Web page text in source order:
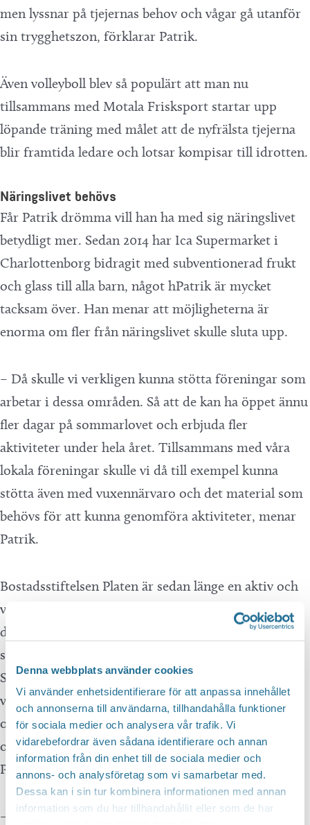
Denna webbplats använder cookies
Vi använder enhetsidentifierare för att anpassa innehållet
och annonserna till användarna, tillhandahålla funktioner
för sociala medier och analysera vår trafik. Vi
vidarebefordrar även sådana identifierare och annan
information från din enhet till de sociala medier och
annons- och analysföretag som vi samarbetar med.
Dessa kan i sin tur kombinera informationen med annan
information som du har tillhandahållit eller som de har
men lyssnar på tjejernas behov och vågar gå utanför
sin trygghetszon, förklarar Patrik.
Även volleyboll blev så populärt att man nu
tillsammans med Motala Frisksport startar upp
löpande träning med målet att de nyfrälsta tjejerna
blir framtida ledare och lotsar kompisar till idrotten.
Näringslivet behövs
Får Patrik drömma vill han ha med sig näringslivet
betydligt mer. Sedan 2014 har Ica Supermarket i
Charlottenborg bidragit med subventionerad frukt
och glass till alla barn, något hPatrik är mycket
tacksam över. Han menar att möjligheterna är
enorma om fler från näringslivet skulle sluta upp.
– Då skulle vi verkligen kunna stötta föreningar som
arbetar i dessa områden. Så att de kan ha öppet ännu
fler dagar på sommarlovet och erbjuda fler
aktiviteter under hela året. Tillsammans med våra
lokala föreningar skulle vi då till exempel kunna
stötta även med vuxennärvaro och det material som
behövs för att kunna genomföra aktiviteter, menar
Patrik.
Bostadsstiftelsen Platen är sedan länge en aktiv och
viktig part i arbetet. Patrik kan inte nog poängtera
deras betydelse. De är initiativtagare till
sommarverksamheten och har tillsammans med RF
Sisu Östergötland utvecklat den till den fina
verksamhet den är idag. Till dessa projekt knyts
också idrottsföreningar, biblioteket, Fritidsbanken
och Svenska kyrkan. Samverkan är nyckeln enligt
Patrik.
– Vi arbetar på det sättet att vi försöker skapa